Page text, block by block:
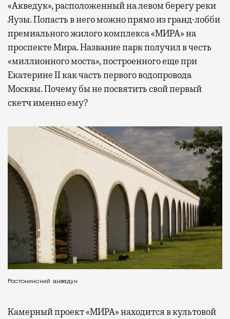
«Акведук», расположенный на левом берегу реки
Яузы. Попасть в него можно прямо из гранд-лобби
премиального жилого комплекса «МИРА» на
проспекте Мира. Название парк получил в честь
«миллионного моста», построенного еще при
Екатерине II как часть первого водопровода
Москвы. Почему бы не посвятить свой первый
скетч именно ему?
Ростокинский акведук
Камерный проект «МИРА» находится в культовой